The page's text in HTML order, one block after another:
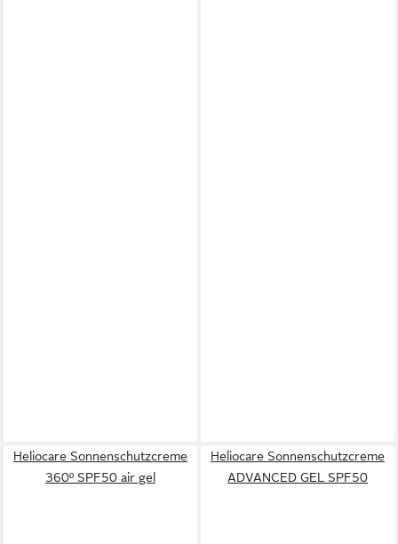
Heliocare Sonnenschutzcreme
360º SPF50 air gel
Heliocare Sonnenschutzcreme
ADVANCED GEL SPF50